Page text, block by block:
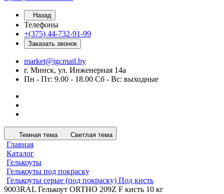
Назад
Телефоны
+(375) 44-732-91-99
Заказать звонок
market@igcmail.by
г. Минск, ул. Инженерная 14а
Пн - Пт: 9.00 - 18.00 Сб - Вс: выходные
Темная тема Светлая тема
Главная
Каталог
Гелькоуты
Гелькоуты под покраску
Гелькоуты серые (под покраску) Под кисть
9003RAL Гелькоут ORTHO 209Z F кисть 10 кг